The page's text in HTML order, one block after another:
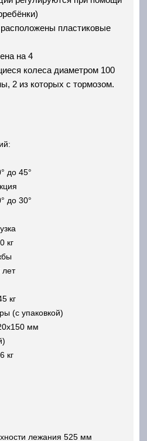
пластиковые
на 4
колеса диаметром 100
2 из которых с тормозом.
секция
45°
секция
30°
нагрузка
срок службы
не более
(с упаковкой)
мм
упаковкой)
лежания 525 мм